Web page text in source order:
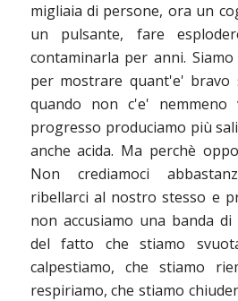
migliaia di persone, ora un
un pulsante, fare
contaminarla per anni.
per mostrare quant'e' bravo
quando non c'e'
progresso produciamo più
anche acida. Ma perchè
Non crediamoci
ribellarci al nostro stesso e
non accusiamo una banda
del fatto che stiamo
calpestiamo, che stiamo
respiriamo, che stiamo